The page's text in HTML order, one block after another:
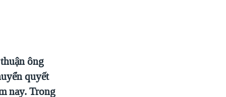
ông
quyết
nay. Trong